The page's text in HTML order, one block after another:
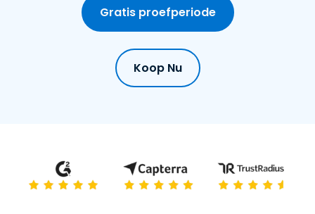
Gratis proefperiode
Koop Nu